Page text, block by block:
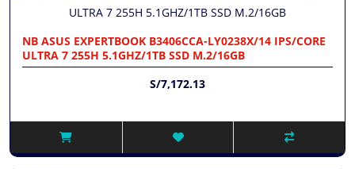
NB ASUS EXPERTBOOK B3406CCA-LY0238X/14 IPS/CORE
ULTRA 7 255H 5.1GHZ/1TB SSD M.2/16GB
S/7,172.13